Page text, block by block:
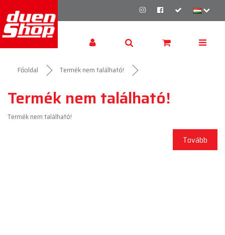
Főoldal Termék nem található!
Termék nem található!
Termék nem található!
Tovább